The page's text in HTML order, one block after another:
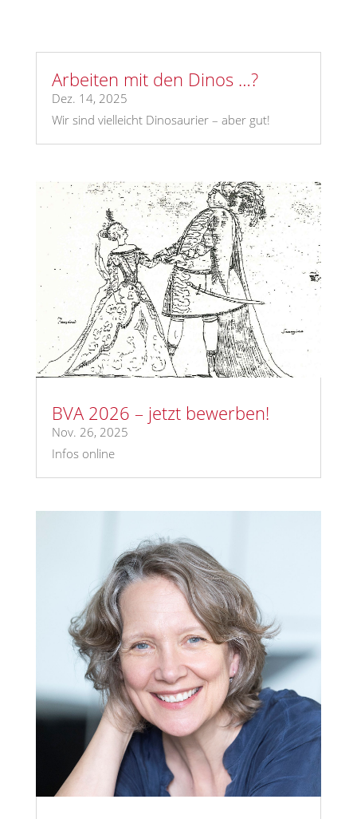
Arbeiten mit den Dinos …?
Dez. 14, 2025
Wir sind vielleicht Dinosaurier – aber gut!
BVA 2026 – jetzt bewerben!
Nov. 26, 2025
Infos online